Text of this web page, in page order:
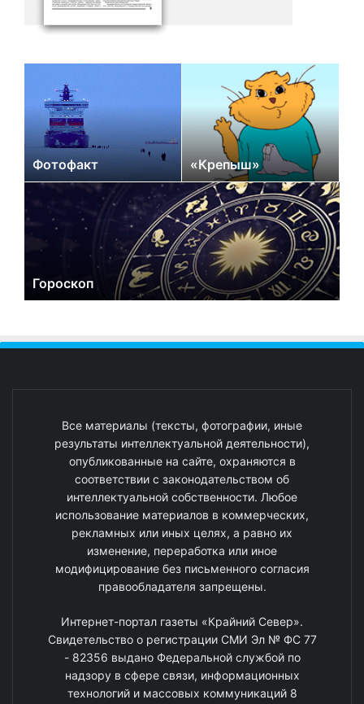
Фотофакт «Крепыш»
Гороскоп
Все материалы (тексты, фотографии, иные
результаты интеллектуальной деятельности),
опубликованные на сайте, охраняются в
соответствии с законодательством об
интеллектуальной собственности. Любое
использование материалов в коммерческих,
рекламных или иных целях, а равно их
изменение, переработка или иное
модифицирование без письменного согласия
правообладателя запрещены.
Интернет-портал газеты «Крайний Север».
Свидетельство о регистрации СМИ Эл № ФС 77
- 82356 выдано Федеральной службой по
надзору в сфере связи, информационных
технологий и массовых коммуникаций 8